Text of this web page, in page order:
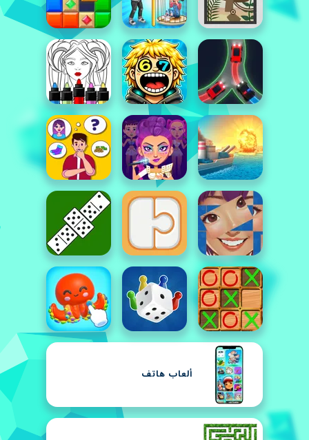
ألعاب هاتف